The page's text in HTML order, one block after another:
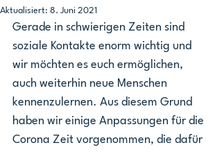
Aktualisiert: 8. Juni 2021
Gerade in schwierigen Zeiten sind
soziale Kontakte enorm wichtig und
wir möchten es euch ermöglichen,
auch weiterhin neue Menschen
kennenzulernen. Aus diesem Grund
haben wir einige Anpassungen für die
Corona Zeit vorgenommen, die dafür